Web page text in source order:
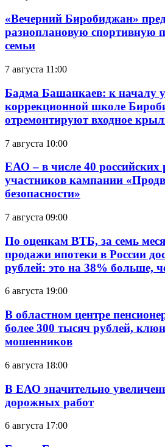
«Вечерний Биробиджан»
разноплановую спортивную
семьи
7 августа 11:00
Бадма Башанкаев: к началу
коррекционной школе
отремонтируют входное
7 августа 10:00
ЕАО – в числе 40 российских
участников кампании
безопасности»
7 августа 09:00
По оценкам ВТБ, за семь
продажи ипотеки в России
рублей: это на 38% больше,
6 августа 19:00
В областном центре
более 300 тысяч рублей,
мошенников
6 августа 18:00
В ЕАО значительно
дорожных работ
6 августа 17:00